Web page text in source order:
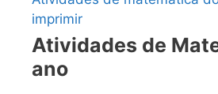
imprimir
Atividades de
ano